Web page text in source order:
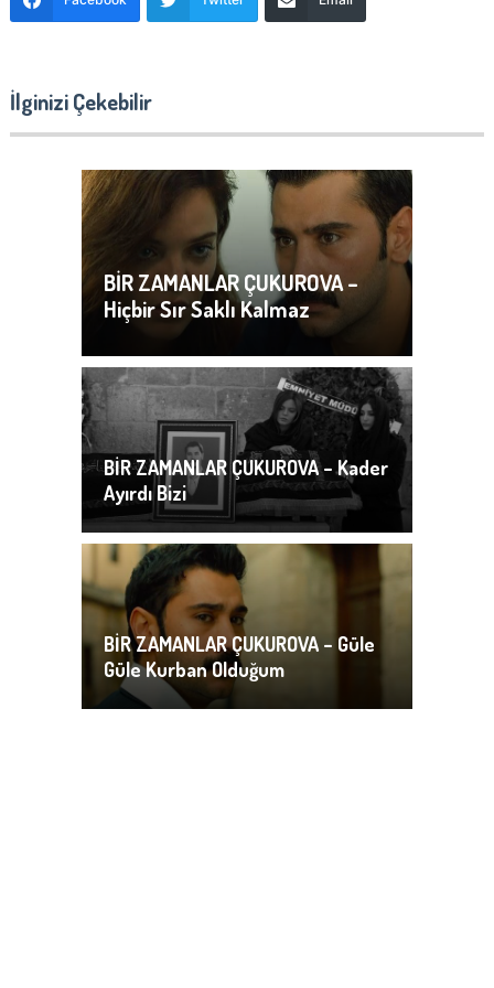
İlginizi Çekebilir
BİR ZAMANLAR ÇUKUROVA –
Hiçbir Sır Saklı Kalmaz
BİR ZAMANLAR ÇUKUROVA – Kader
Ayırdı Bizi
BİR ZAMANLAR ÇUKUROVA – Güle
Güle Kurban Olduğum